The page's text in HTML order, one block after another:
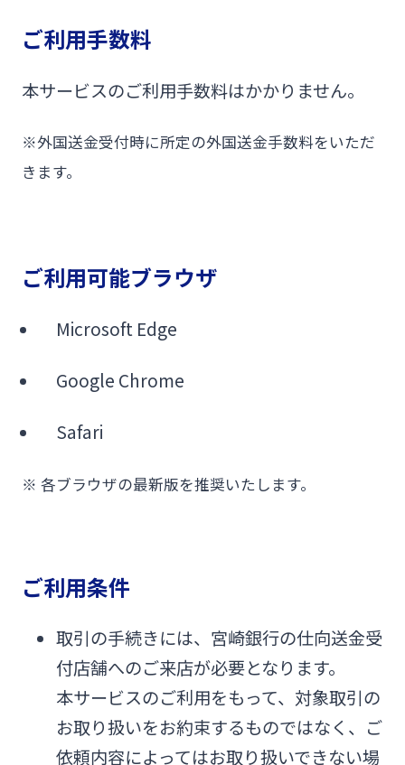
ご利用手数料
本サービスのご利用手数料はかかりません。
※外国送金受付時に所定の外国送金手数料をいただ
きます。
ご利用可能ブラウザ
Microsoft Edge
Google Chrome
Safari
※ 各ブラウザの最新版を推奨いたします。
ご利用条件
取引の手続きには、宮崎銀行の仕向送金受
付店舗へのご来店が必要となります。
本サービスのご利用をもって、対象取引の
お取り扱いをお約束するものではなく、ご
依頼内容によってはお取り扱いできない場